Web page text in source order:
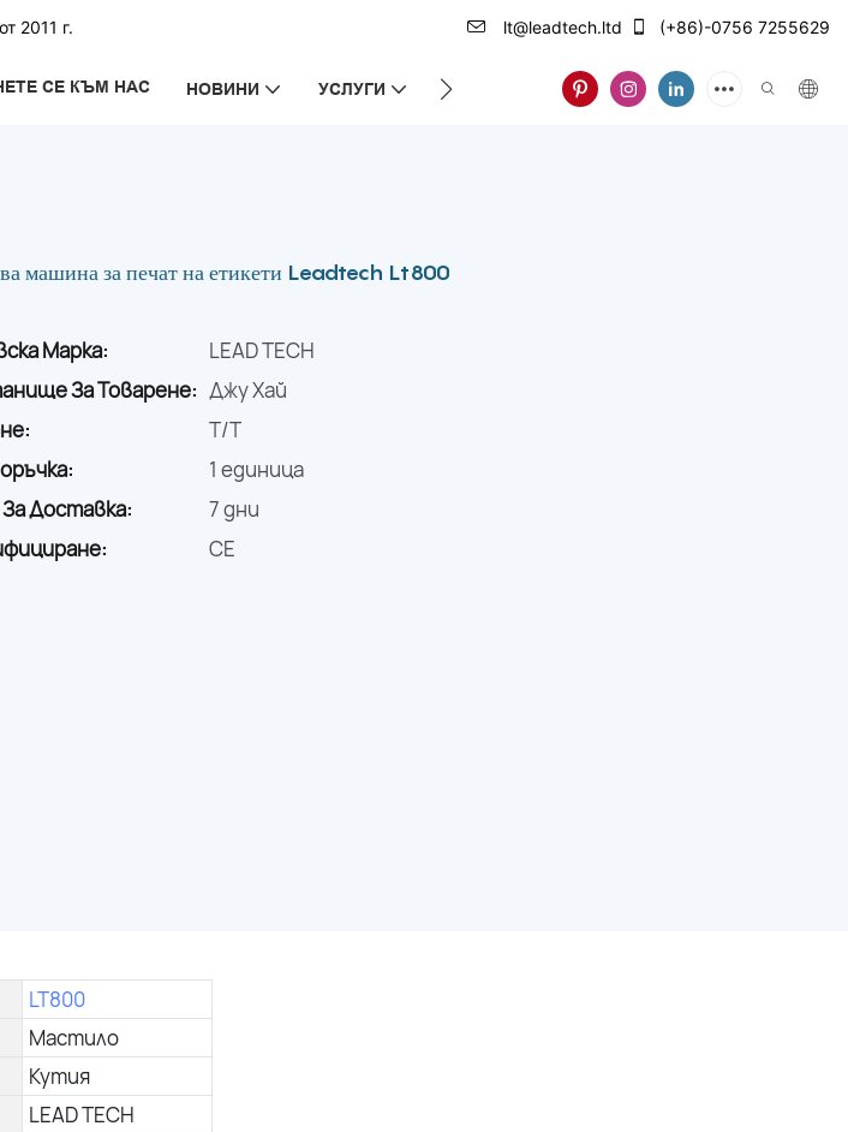
2011 г. lt@leadtech.ltd (+86)-0756 7255629
СЕ КЪМ НАС НОВИНИ УСЛУГИ ЗА НАС
машина за печат на етикети Leadtech Lt800
Марка:
LEAD TECH
За Товарене: Джу Хай
T/T
1 единица
Доставка:
7 дни
CE
LT800
Мастило
Кутия
LEAD TECH